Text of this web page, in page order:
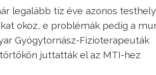
legalább tíz éve azonos
okoz, e problémák pedig a
Gyógytornász-Fizioterapeuták
juttatták el az MTI-hez